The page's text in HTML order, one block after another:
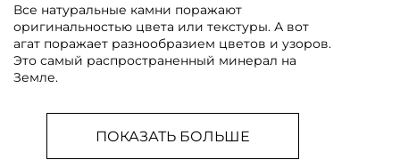
Все натуральные камни поражают
оригинальностью цвета или текстуры. А вот
агат поражает разнообразием цветов и узоров.
Это самый распространенный минерал на
Земле.
ПОКАЗАТЬ БОЛЬШЕ